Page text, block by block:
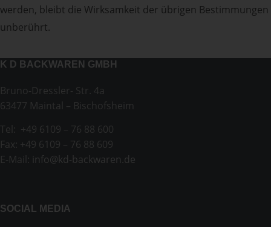
werden, bleibt die Wirksamkeit der übrigen Bestimmungen
unberührt.
K D BACKWAREN GMBH
Bruno-Dressler- Str. 4a
63477 Maintal – Bischofsheim
Tel: +49 6109 – 76 88 600
Fax: +49 6109 – 76 88 609
E-Mail: info@kd-backwaren.de
SOCIAL MEDIA